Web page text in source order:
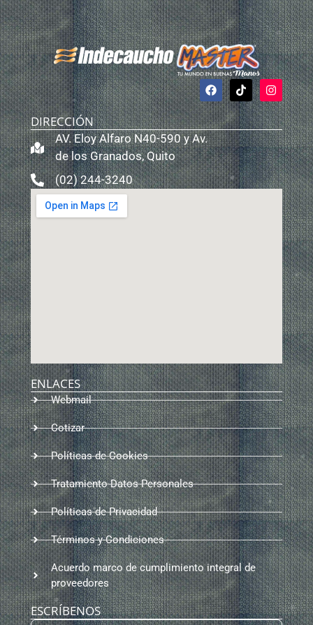
DIRECCIÓN
AV. Eloy Alfaro N40-590 y Av.
de los Granados, Quito
(02) 244-3240
ENLACES
Webmail
Cotizar
Políticas de Cookies
Tratamiento Datos Personales
Políticas de Privacidad
Términos y Condiciones
Acuerdo marco de cumplimiento integral de
proveedores
ESCRÍBENOS